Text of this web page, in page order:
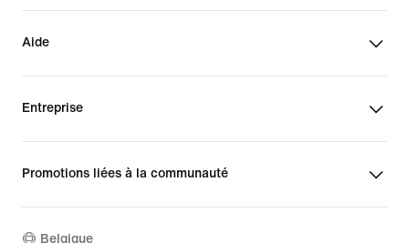
Aide
Entreprise
Promotions liées à la communauté
Belgique